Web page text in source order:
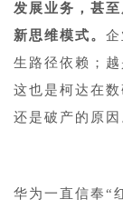
发展业务，甚
新思维模式。
生路径依赖；
这也是柯达在
还是破产的原因
华为一直信奉“